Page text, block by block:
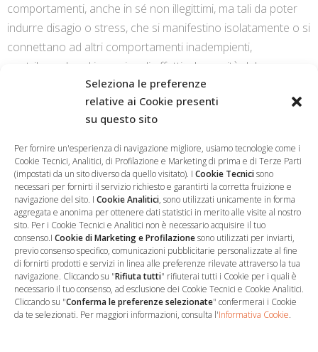
Seleziona le preferenze
relative ai Cookie presenti
su questo sito
Per fornire un'esperienza di navigazione migliore, usiamo tecnologie come i
Cookie Tecnici, Analitici, di Profilazione e Marketing di prima e di Terze Parti
(impostati da un sito diverso da quello visitato). I Cookie Tecnicisono
necessari per fornirti il servizio richiesto e garantirti la corretta fruizione e
navigazione del sito. I Cookie Analitici, sono utilizzati unicamente in forma
aggregata e anonima per ottenere dati statistici in merito alle visite al nostro
sito. Per i Cookie Tecnici e Analitici non è necessario acquisire il tuo
consenso.I Cookie di Marketing e Profilazionesono utilizzati per inviarti,
previo consenso specifico, comunicazioni pubblicitarie personalizzate al fine
di fornirti prodotti e servizi in linea alle preferenze rilevate attraverso la tua
navigazione. Cliccando su "Rifiuta tutti" rifiuterai tutti i Cookie per i quali è
necessario il tuo consenso, ad esclusione dei Cookie Tecnici e Cookie Analitici.
Cliccando su "Conferma le preferenze selezionate" confermerai i Cookie
da te selezionati. Per maggiori informazioni, consulta l'Informativa Cookie.
comportamenti, anche in sé non illegittimi, ma tali da poter
indurre disagio o stress, che si manifestino isolatamente o si
connettano ad altri comportamenti inadempienti,
contribuendo ad inasprire gli effetti e la gravità del
pregiudizio per la personalità e la salute latamente intesi.
CONTINUE READING
… Sede Operativa
via Marco Decumio, 19 -
Roma